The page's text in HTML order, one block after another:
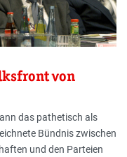
von
das pathetisch als
Bündnis zwischen
und den Parteien